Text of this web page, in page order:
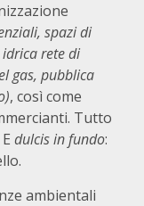
spazi di
rete di
gas, pubblica
, così come
Tutto
dulcis in fundo:
ambientali